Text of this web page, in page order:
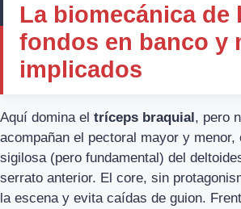
La biomecánica de
fondos en banco y
implicados
Aquí domina el tríceps braquial, pero
acompañan el pectoral mayor y menor,
sigilosa (pero fundamental) del
serrato anterior. El core, sin
la escena y evita caídas de guion.